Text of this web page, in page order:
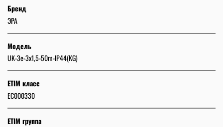
Бренд
ЭРА
Модель
UK-3e-3x1,5-50m-IP44(KG)
ETIM класс
EC000330
ETIM группа